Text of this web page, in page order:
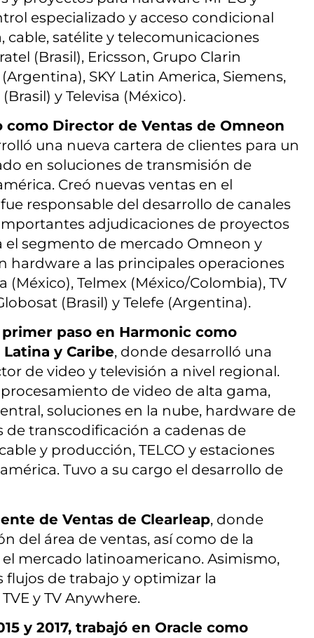
especializado y acceso condicional
cable, satélite y telecomunicaciones
(Brasil), Ericsson, Grupo Clarin
SKY Latin America, Siemens,
y Televisa (México).
como Director de Ventas de Omneon
una nueva cartera de clientes para un
en soluciones de transmisión de
Creó nuevas ventas en el
responsable del desarrollo de canales
adjudicaciones de proyectos
el segmento de mercado Omneon y
hardware a las principales operaciones
Telmex (México/Colombia), TV
(Brasil) y Telefe (Argentina).
paso en Harmonic como
y Caribe, donde desarrolló una
de video y televisión a nivel regional.
de video de alta gama,
soluciones en la nube, hardware de
transcodificación a cadenas de
y producción, TELCO y estaciones
Tuvo a su cargo el desarrollo de
de Ventas de Clearleap, donde
del área de ventas, así como de la
mercado latinoamericano. Asimismo,
flujos de trabajo y optimizar la
y TV Anywhere.
y 2017, trabajó en Oracle como